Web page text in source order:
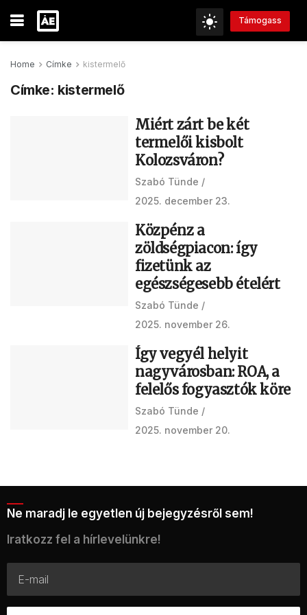
Támogass
Home Címke kistermelő
Címke: kistermelő
Miért zárt be két
termelői kisbolt
Kolozsváron?
Szabó Tünde
2025. december 23.
Közpénz a
zöldségpiacon: így
fizetünk az
egészségesebb ételért
Szabó Tünde
2025. november 26.
Így vegyél helyit
nagyvárosban: ROA, a
felelős fogyasztók köre
Szabó Tünde
2025. november 20.
Ne maradj le egyetlen új bejegyzésről sem!
Iratkozz fel a hírlevelünkre!